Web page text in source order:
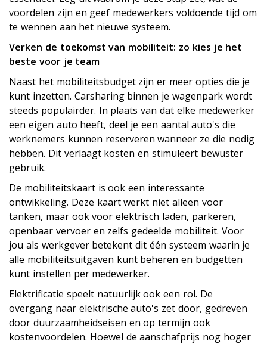
voordelen zijn en geef medewerkers voldoende tijd om
te wennen aan het nieuwe systeem.
Verken de toekomst van mobiliteit: zo kies je het
beste voor je team
Naast het mobiliteitsbudget zijn er meer opties die je
kunt inzetten. Carsharing binnen je wagenpark wordt
steeds populairder. In plaats van dat elke medewerker
een eigen auto heeft, deel je een aantal auto's die
werknemers kunnen reserveren wanneer ze die nodig
hebben. Dit verlaagt kosten en stimuleert bewuster
gebruik.
De mobiliteitskaart is ook een interessante
ontwikkeling. Deze kaart werkt niet alleen voor
tanken, maar ook voor elektrisch laden, parkeren,
openbaar vervoer en zelfs gedeelde mobiliteit. Voor
jou als werkgever betekent dit één systeem waarin je
alle mobiliteitsuitgaven kunt beheren en budgetten
kunt instellen per medewerker.
Elektrificatie speelt natuurlijk ook een rol. De
overgang naar elektrische auto's zet door, gedreven
door duurzaamheidseisen en op termijn ook
kostenvoordelen. Hoewel de aanschafprijs nog hoger